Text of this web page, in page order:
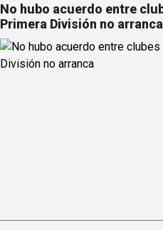
No hubo acuerdo entre
Primera División no arranca